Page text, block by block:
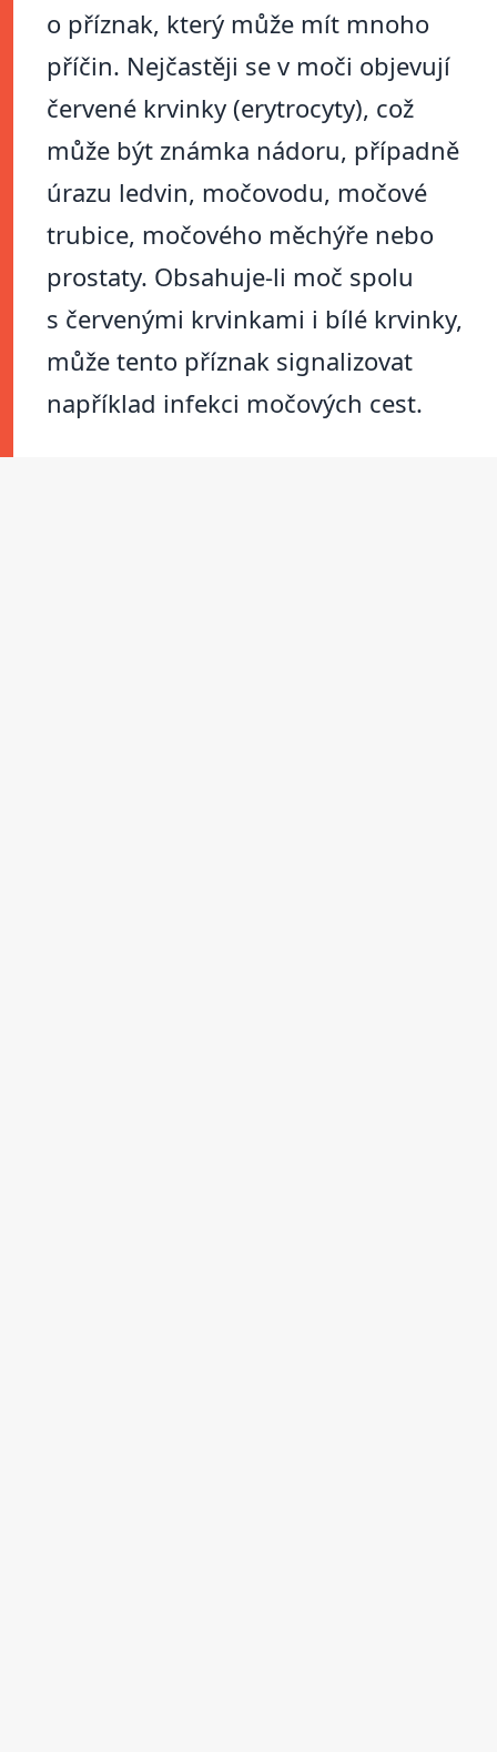
o příznak, který může mít mnoho
příčin. Nejčastěji se v moči objevují
červené krvinky (erytrocyty), což
může být známka nádoru, případně
úrazu ledvin, močovodu, močové
trubice, močového měchýře nebo
prostaty. Obsahuje-li moč spolu
s červenými krvinkami i bílé krvinky,
může tento příznak signalizovat
například infekci močových cest.